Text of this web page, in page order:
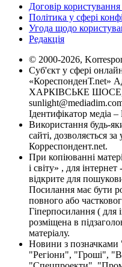
Договір
Політика у сфері
Угода щодо
Редакція
© 2000-2026,
Суб'єкт у сфері
«КореспонденТ.net»
ХАРКІВСЬКЕ ШОСЕ,
Ідентифікатор медіа
Використання будь-
сайті, дозволяється
Корреспондент.net.
При копіюванні
і світу» , для
відкрите для
Посилання має бути
повного або
Гіперпосилання ( для
розміщена в
матеріалу.
Новини з
"Регіони", "Гроші",